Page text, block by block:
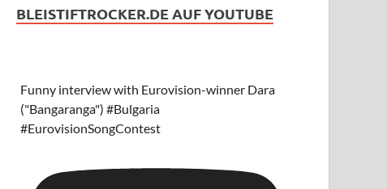
BLEISTIFTROCKER.DE AUF YOUTUBE
Funny interview with Eurovision-winner Dara
("Bangaranga") #Bulgaria
#EurovisionSongContest